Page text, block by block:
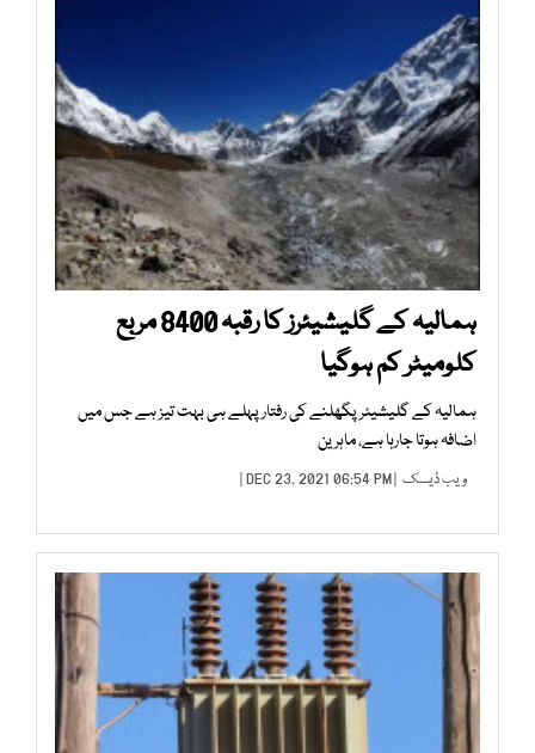
ہمالیہ کے گلیشیئرز کا رقبہ 8400 مربع
کلومیٹر کم ہوگیا
ہمالیہ کے گلیشیئر پگھلنے کی رفتار پہلے ہی بہت تیز ہے جس میں
اضافہ ہوتا جارہا ہے، ماہرین
ویب ڈیسک | DEC 23, 2021 06:54 PM |